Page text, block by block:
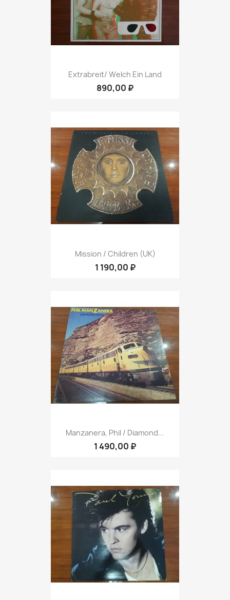
Extrabreit/ Welch Ein Land
890,00 ₽
Mission / Children (UK)
1 190,00 ₽
Manzanera, Phil / Diamond...
1 490,00 ₽